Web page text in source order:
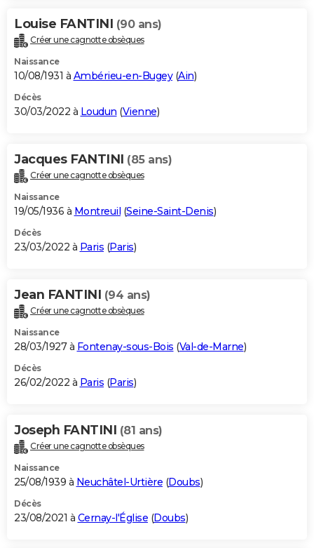
Louise FANTINI (90 ans)
Créer une cagnotte obsèques
Naissance
10/08/1931 à Ambérieu-en-Bugey(Ain)
Décès
30/03/2022 à Loudun (Vienne)
Jacques FANTINI (85 ans)
Créer une cagnotte obsèques
Naissance
19/05/1936 à Montreuil (Seine-Saint-Denis)
Décès
23/03/2022 à Paris (Paris)
Jean FANTINI (94 ans)
Créer une cagnotte obsèques
Naissance
28/03/1927 à Fontenay-sous-Bois (Val-de-Marne)
Décès
26/02/2022 à Paris (Paris)
Joseph FANTINI (81 ans)
Créer une cagnotte obsèques
Naissance
25/08/1939 à Neuchâtel-Urtière (Doubs)
Décès
23/08/2021 à Cernay-l'Église (Doubs)